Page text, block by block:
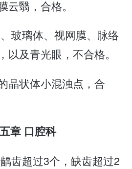
云翳，合格。
玻璃体、视网膜、脉络
以及青光眼，不合格。
晶状体小混浊点，合
章 口腔科
齿超过3个，缺齿超过2